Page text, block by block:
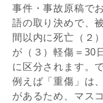
事件・事故原稿で
語の取り決めで、
間以内に死亡（２
が（３）軽傷＝30
に区分されます。
例えば「重傷」は
があるため、マス